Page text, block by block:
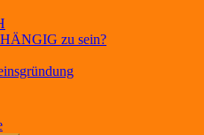
zu sein?